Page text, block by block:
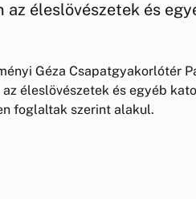
az éleslövészetek és
Géza Csapatgyakorlótér
éleslövészetek és egyéb
foglaltak szerint alakul.